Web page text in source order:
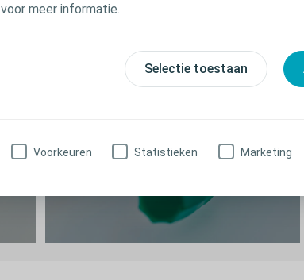
voor meer informatie.
Selectie toestaan
Voorkeuren Statistieken Marketing